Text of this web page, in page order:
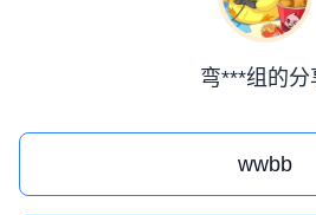
弯***组的分